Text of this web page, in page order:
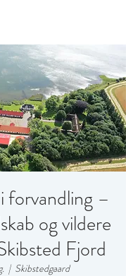
forvandling –
og vildere
Fjord
  |
Skibstedgaard